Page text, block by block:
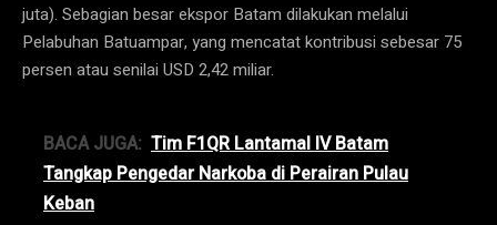
juta). Sebagian besar ekspor Batam dilakukan melalui
Pelabuhan Batuampar, yang mencatat kontribusi sebesar 75
persen atau senilai USD 2,42 miliar.
BACA JUGA: Tim F1QR Lantamal IV Batam
Tangkap Pengedar Narkoba di Perairan Pulau
Keban